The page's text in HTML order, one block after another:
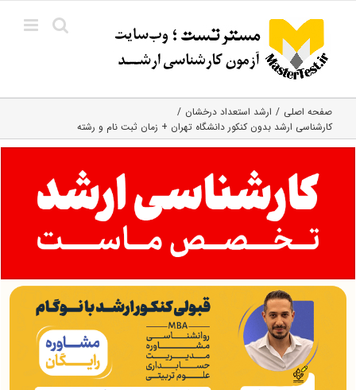
content
صفحه اصلی
ارشد استعداد درخشان
کارشناسی ارشد بدون کنکور دانشگاه تهران + زمان ثبت نام و رشته